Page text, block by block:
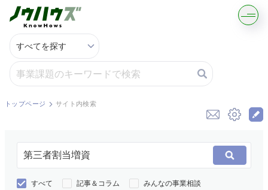
記事・コラムを読む
解決策を募集する
契約書ひな型を探す
トップページ サイト内検索
すべて 記事＆コラム みんなの事業相談